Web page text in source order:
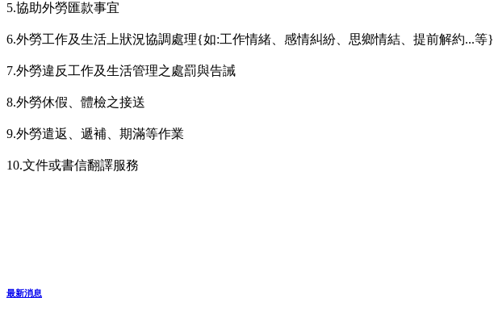
5.協助外勞匯款事宜
6.外勞工作及生活上狀況協調處理{如:工作情緒、感情糾紛、思鄉情結、提前解約...等}
7.外勞違反工作及生活管理之處罰與告誡
8.外勞休假、體檢之接送
9.外勞遣返、遞補、期滿等作業
10.文件或書信翻譯服務
最新消息